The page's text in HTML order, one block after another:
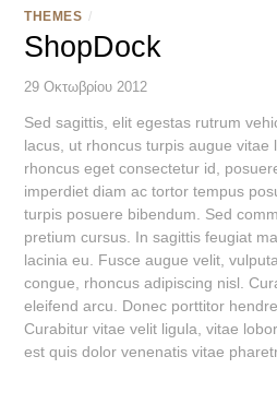
THEMES /
ShopDock
29 Οκτωβρίου 2012
Sed sagittis, elit egestas rutrum
lacus, ut rhoncus turpis augue vitae
rhoncus eget consectetur id,
imperdiet diam ac tortor tempus
turpis posuere bibendum. Sed
pretium cursus. In sagittis feugiat
lacinia eu. Fusce augue velit,
congue, rhoncus adipiscing nisl.
eleifend arcu. Donec porttitor
Curabitur vitae velit ligula, vitae
est quis dolor venenatis vitae